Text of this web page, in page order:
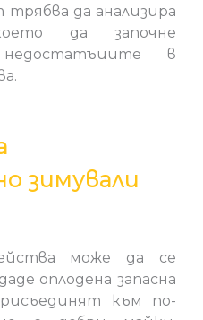
трябва да анализира
да започне
в
зимували
може да се
оплодена запасна
към по-